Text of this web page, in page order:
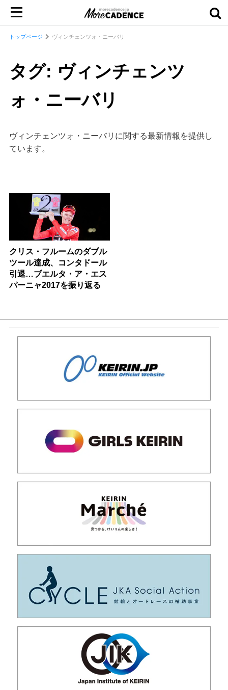
トップページ ヴィンチェンツォ・ニーバリ
タグ: ヴィンチェンツ
ォ・ニーバリ
ヴィンチェンツォ・ニーバリに関する最新情報を提供し
ています。
クリス・フルームのダブル
ツール達成、コンタドール
引退…ブエルタ・ア・エス
パーニャ2017を振り返る